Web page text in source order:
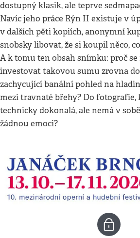
dostupný klasik, ale teprve
Navíc jeho práce Rýn II existuje v
v dalších pěti kopiích, anonymní
snobsky libovat, že si koupil něco,
A k tomu ten obsah snímku: proč
investovat takovou sumu zrovna
zachycující banální pohled na
mezi travnaté břehy? Do fotografie,
technicky dokonalá, ale nemá v
žádnou emoci?